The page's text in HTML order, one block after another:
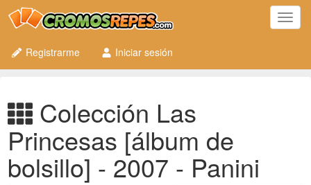
Registrarme
Iniciar sesión
Colección Las
Princesas [álbum de
bolsillo] - 2007 - Panini